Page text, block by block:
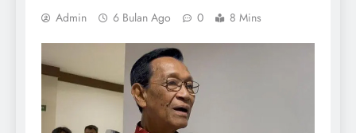
Admin 6 Bulan Ago 0 8 Mins